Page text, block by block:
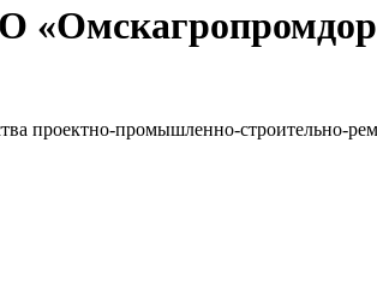
проектно-промышленно-строительно-